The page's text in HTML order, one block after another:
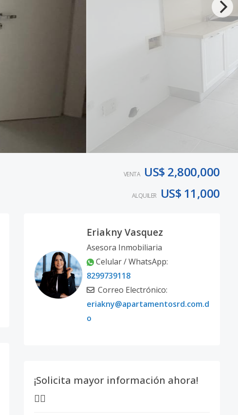
VENTA US$ 2,800,000
ALQUILER US$ 11,000
Eriakny Vasquez
Asesora Inmobiliaria
Celular / WhatsApp:
8299739118
Correo Electrónico:
eriakny@apartamentosrd.com.d
o
¡Solicita mayor información ahora!
👇🏽